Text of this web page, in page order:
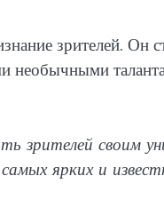
зрителей. Он
необычными
зрителей своим
ярких и